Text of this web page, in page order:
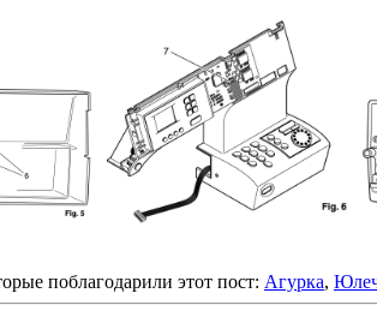
поблагодарили этот пост: Агурка,